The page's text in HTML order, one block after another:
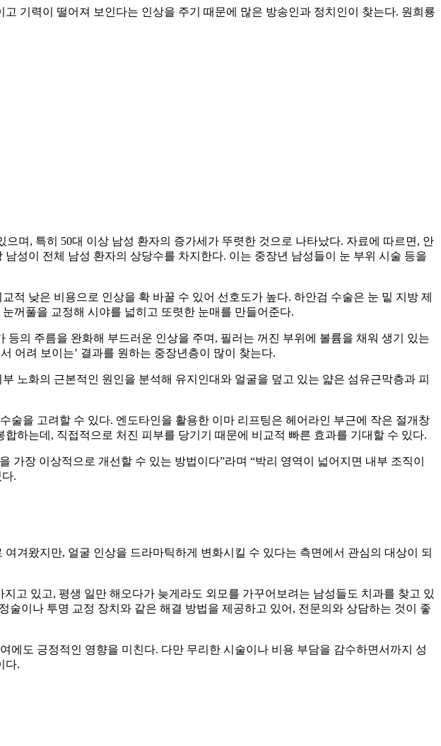
기력이 떨어져 보인다는 인상을 주기 때문에 많은 방송인과 정치인이 찾는다. 원희룡
며, 특히 50대 이상 남성 환자의 증가세가 뚜렷한 것으로 나타났다. 자료에 따르면, 안
성이 전체 남성 환자의 상당수를 차지한다. 이는 중장년 남성들이 눈 부위 시술 등을
낮은 비용으로 인상을 확 바꿀 수 있어 선호도가 높다. 하안검 수술은 눈 밑 지방 제
꺼풀을 교정해 시야를 넓히고 또렷한 눈매를 만들어준다.
의 주름을 완화해 부드러운 인상을 주며, 필러는 꺼진 부위에 볼륨을 채워 생기 있는
어려 보이는’ 결과를 원하는 중장년층이 많이 찾는다.
노화의 근본적인 원인을 분석해 유지인대와 얼굴을 덮고 있는 얇은 섬유근막층과 피
을 고려할 수 있다. 엔도타인을 활용한 이마 리프팅은 헤어라인 부근에 작은 절개창
하는데, 직접적으로 처진 피부를 당기기 때문에 비교적 빠른 효과를 기대할 수 있다.
장 이상적으로 개선할 수 있는 방법이다”라며 “박리 영역이 넓어지면 내부 조직이
.
겨왔지만, 얼굴 인상을 드라마틱하게 변화시킬 수 있다는 측면에서 관심의 대상이 되
고 있고, 평생 일만 해오다가 늦게라도 외모를 가꾸어보려는 남성들도 치과를 찾고 있
이나 투명 교정 장치와 같은 해결 방법을 제공하고 있어, 전문의와 상담하는 것이 좋
도 긍정적인 영향을 미친다. 다만 무리한 시술이나 비용 부담을 감수하면서까지 성
다.